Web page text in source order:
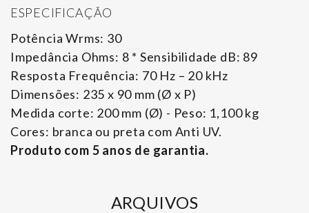
ESPECIFICAÇÃO
Potência Wrms: 30
Impedância Ohms: 8 * Sensibilidade dB: 89
Resposta Frequência: 70 Hz – 20 kHz
Dimensões: 235 x 90 mm (Ø x P)
Medida corte: 200 mm (Ø) - Peso: 1,100 kg
Cores: branca ou preta com Anti UV.
Produto com 5 anos de garantia.
ARQUIVOS